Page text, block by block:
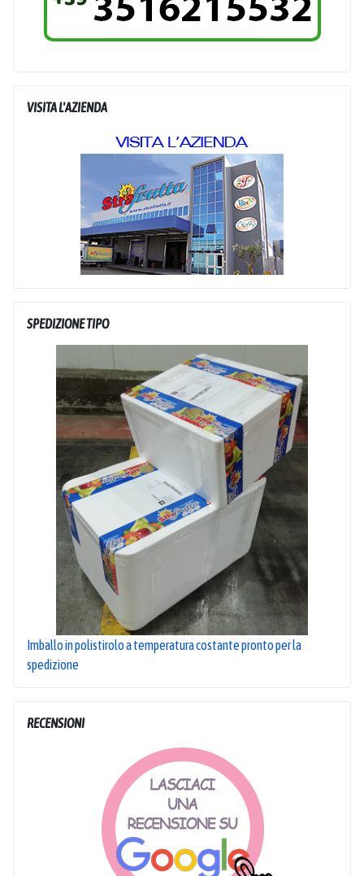
VISITA L'AZIENDA
SPEDIZIONE TIPO
Imballo in polistirolo a temperatura costante pronto per la
spedizione
RECENSIONI